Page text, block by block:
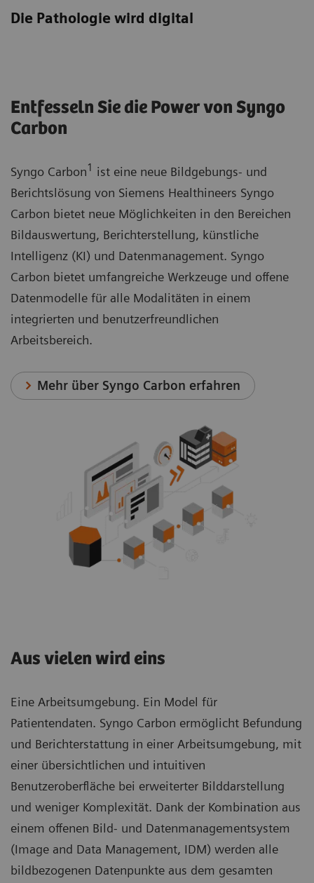
Die Pathologie wird digital
Entfesseln Sie die Power von Syngo
Carbon
Syngo Carbon1 ist eine neue Bildgebungs- und
Berichtslösung von Siemens Healthineers Syngo
Carbon bietet neue Möglichkeiten in den Bereichen
Bildauswertung, Berichterstellung, künstliche
Intelligenz (KI) und Datenmanagement. Syngo
Carbon bietet umfangreiche Werkzeuge und offene
Datenmodelle für alle Modalitäten in einem
integrierten und benutzerfreundlichen
Arbeitsbereich.
Mehr über Syngo Carbon erfahren
Aus vielen wird eins
Eine Arbeitsumgebung. Ein Model für
Patientendaten. Syngo Carbon ermöglicht Befundung
und Berichterstattung in einer Arbeitsumgebung, mit
einer übersichtlichen und intuitiven
Benutzeroberfläche bei erweiterter Bilddarstellung
und weniger Komplexität. Dank der Kombination aus
einem offenen Bild- und Datenmanagementsystem
(Image and Data Management, IDM) werden alle
bildbezogenen Datenpunkte aus dem gesamten